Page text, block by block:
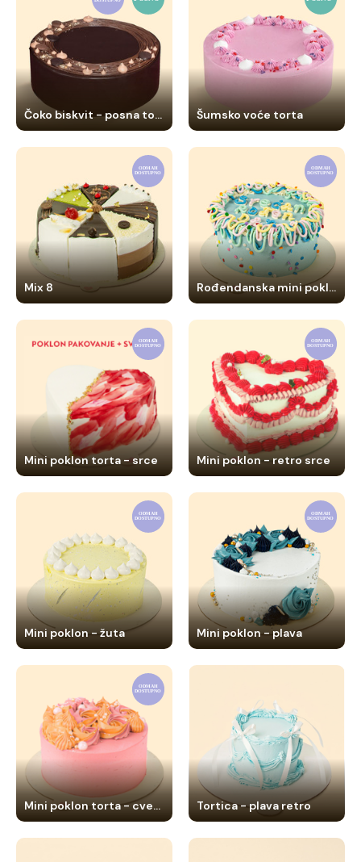
Čoko biskvit - posna torta Šumsko voće torta
Mix 8 Rođendanska mini poklon torta
Mini poklon torta - srce Mini poklon - retro srce
Mini poklon - žuta Mini poklon - plava
Mini poklon torta - cvetna Tortica - plava retro